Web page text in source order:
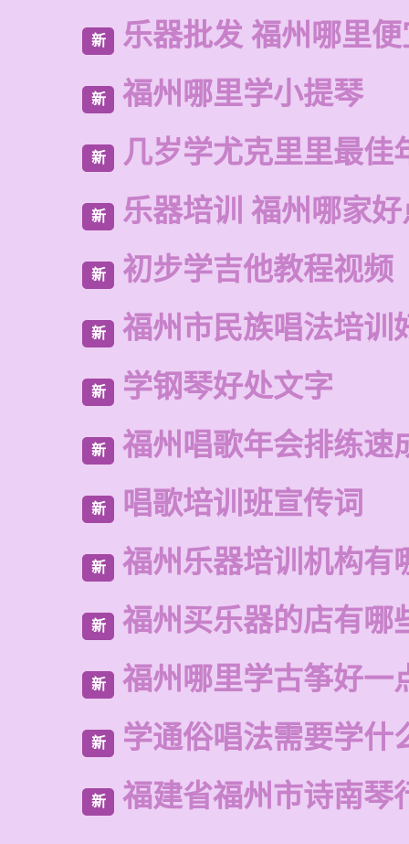
新 乐器批发 福州哪里便
新 福州哪里学小提琴
新 几岁学尤克里里最佳
新 乐器培训 福州哪家好
新 初步学吉他教程视频
新 福州市民族唱法培训
新 学钢琴好处文字
新 福州唱歌年会排练速
新 唱歌培训班宣传词
新 福州乐器培训机构有
新 福州买乐器的店有哪
新 福州哪里学古筝好一
新 学通俗唱法需要学什
新 福建省福州市诗南琴